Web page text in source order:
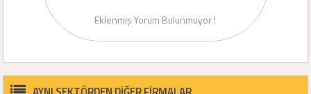
Eklenmiş Yorum Bulunmuyor !